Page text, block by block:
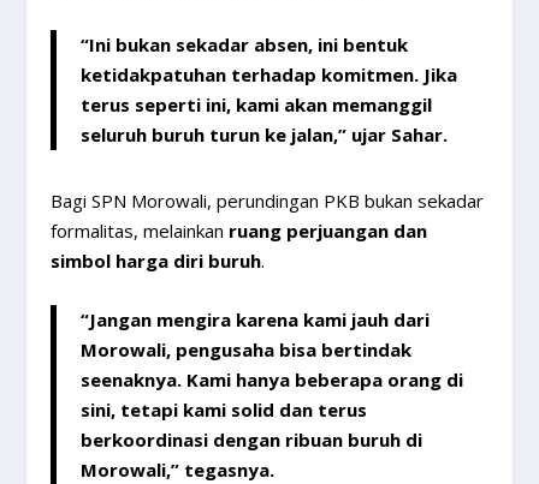
“Ini bukan sekadar absen, ini bentuk
ketidakpatuhan terhadap komitmen. Jika
terus seperti ini, kami akan memanggil
seluruh buruh turun ke jalan,” ujar Sahar.
Bagi SPN Morowali, perundingan PKB bukan sekadar
formalitas, melainkan ruang perjuangan dan
simbol harga diri buruh.
“Jangan mengira karena kami jauh dari
Morowali, pengusaha bisa bertindak
seenaknya. Kami hanya beberapa orang di
sini, tetapi kami solid dan terus
berkoordinasi dengan ribuan buruh di
Morowali,” tegasnya.